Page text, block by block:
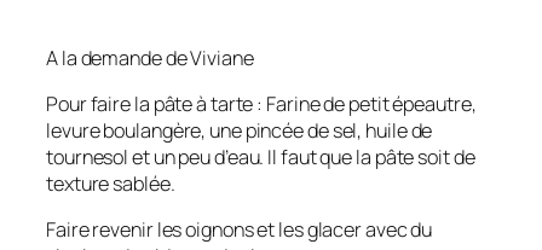
A la demande de Viviane
Pour faire la pâte à tarte : Farine de petit épeautre,
levure boulangère, une pincée de sel, huile de
tournesol et un peu d’eau. Il faut que la pâte soit de
texture sablée.
Faire revenir les oignons et les glacer avec du